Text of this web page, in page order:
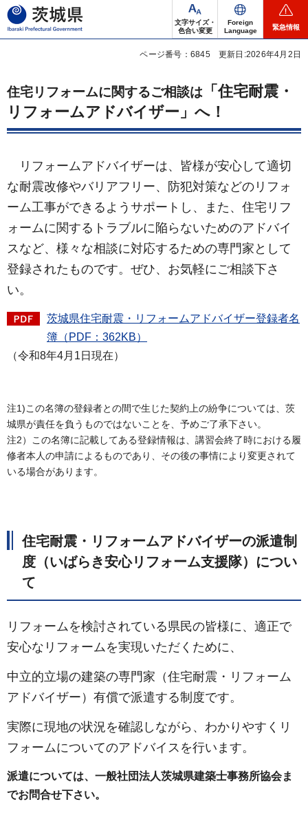
茨城県
文字サイズ・
色合い変更
Foreign
Language
緊急情報
ページ番号：6845 更新日:2026年4月2日
住宅リフォームに関するご相談は
「住宅耐震・
リフォームアドバイザー」へ！
リ フォームアドバイザーは、皆様が安心して適切
な耐震改修やバリアフリー、防犯対策などのリフォ
ーム工事ができるようサポートし、また、住宅リフ
ォームに関するトラブルに陥らないためのアドバイ
スなど、様々な相談に対応するための専門家として
登録されたものです。ぜひ、お気軽にご相談下さ
い。
茨城県住宅耐震・リフォームアドバイザー登録者名
簿（PDF：362KB）
（令和8年4月1日現在）
注1)この名簿の登録者との間で生じた契約上の紛争については、茨
城県が責任を負うものではないことを、予めご了承下さい。
注2）この名簿に記載してある登録情報は、講習会終了時における履
修者本人の申請によるものであり、その後の事情により変更されて
いる場合があります。
住宅耐震・リフォームアドバイザーの派遣制
度（いばらき安心リフォーム支援隊）につい
て
リフォームを検討されている県民の皆様に、適正で
安心なリフォームを実現いただくために、
中立的立場の建築の専門家（住宅耐震・リフォーム
アドバイザー）有償で派遣する制度です。
実際に現地の状況を確認しながら、わかりやすくリ
フォームについてのアドバイスを行います。
派遣については、一般社団法人茨城県建築士事務所協会ま
でお問合せ下さい。